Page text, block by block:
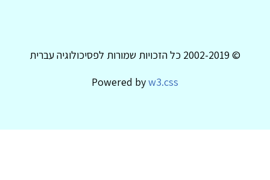
© 2002-2019 כל הזכויות שמורות לפסיכולוגיה עברית
Powered byw3.css